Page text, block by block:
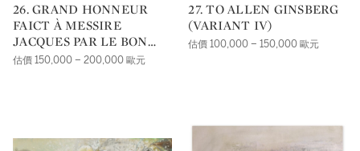
26. GRAND HONNEUR
FAICT À MESSIRE
JACQUES PAR LE BON
DUC PHILIPPE
估價 150,000 – 200,000 歐元
27. TO ALLEN GINSBERG
(VARIANT IV)
估價 100,000 – 150,000 歐元